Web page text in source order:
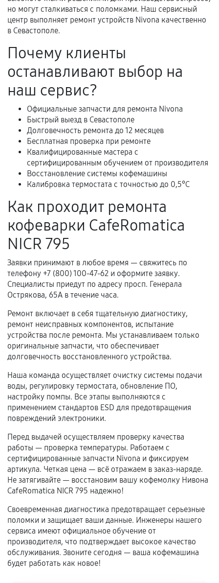
Документы для подтверждения
гарантии
Акт выполненных работ с датой, перечнем
услуг и сроком гарантии.
Документы на установленные комплектующие
и кассовый чек.
Расширенная гарантия
В некоторых случаях возможно оформление
расширенной гарантии. Стоимость, сроки и
условия продления согласовываются отдельно и
Когда гарантия не действует
механические повреждения, попадание влаги,
перегрев, коррозия.
Самостоятельный ремонт или вмешательство
Естественный износ деталей, если иное не
предусмотрено отдельно.
Обращение после окончания гарантийного
срока.
Программные сбои, если это не указано в
отдельных условиях.
Если комплектующие куплены
самостоятельно
Гарантия на выполненные работы может
сохраняться полностью или частично, если
соблюдены следующие условия:
техническим параметрам и не имеют внешних
дефектов.
Установка была выполнена нашим сервисным
центром.
При этом гарантия на сами комплектующие
но могут сталкиваться с поломками. Наш сервисный
центр выполняет ремонт устройств Nivona качественно
в Севастополе.
Почему клиенты
останавливают выбор на
наш сервис?
Официальные запчасти для ремонта Nivona
Быстрый выезд в Севастополе
Долговечность ремонта до 12 месяцев
Бесплатная проверка при ремонте
Квалифицированные мастера с
сертифицированным обучением от производителя
Восстановление системы кофемашины
Калибровка термостата с точностью до 0,5°C
Как проходит ремонта
кофеварки CafeRomatica
NICR 795
Заявки принимают в любое время — свяжитесь по
телефону +7 (800) 100-47-62 и оформите заявку.
Специалисты приедут по адресу просп. Генерала
Острякова, 65А в течение часа.
Ремонт включает в себя тщательную диагностику,
ремонт неисправных компонентов, испытание
устройства после ремонта. Мы устанавливаем только
оригинальные запчасти, что обеспечивает
долговечность восстановленного устройства.
Наша команда осуществляет очистку системы подачи
воды, регулировку термостата, обновление ПО,
настройку помпы. Все этапы выполняются с
применением стандартов ESD для предотвращения
повреждений электроники.
Перед выдачей осуществляем проверку качества
работы — проверка температуры. Работаем с
сертифицированные запчасти Nivona и фиксируем
артикула. Четкая цена — всё отражаем в заказ-наряде.
Не затягивайте — восстановим вашу кофемолку Нивона
CafeRomatica NICR 795 надежно!
Своевременная диагностика предотвращает серьезные
поломки и защищает ваши данные. Инженеры нашего
сервиса имеют официальное обучение от
производителя, что подтверждает высокое качество
обслуживания. Звоните сегодня — ваша кофемашина
будет работать как новое!